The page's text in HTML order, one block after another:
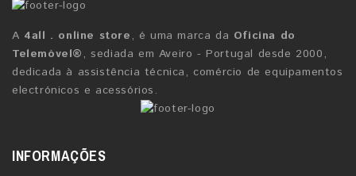
A 4all . online store , é uma marca da Oficina do
Telemóvel® , sediada em Aveiro - Portugal desde 2000,
dedicada à assistência técnica, comércio de equipamentos
electrónicos e acessórios.
INFORMAÇÕES